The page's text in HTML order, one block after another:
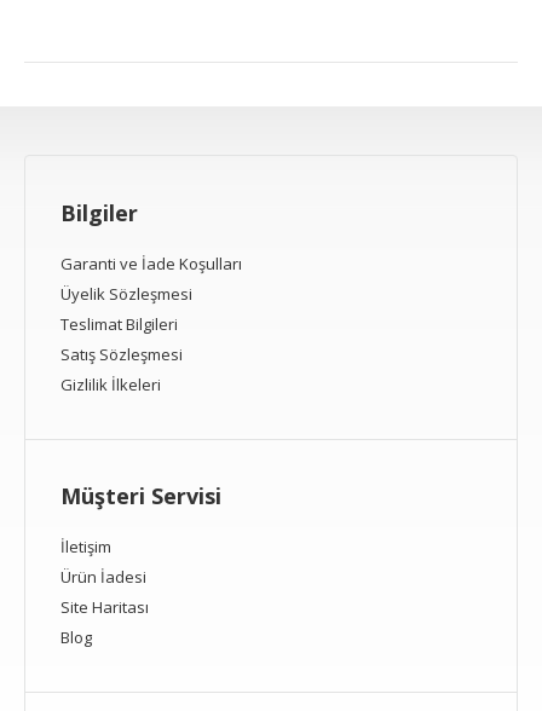
Bilgiler
Garanti ve İade Koşulları
Üyelik Sözleşmesi
Teslimat Bilgileri
Satış Sözleşmesi
Gizlilik İlkeleri
Müşteri Servisi
İletişim
Ürün İadesi
Site Haritası
Blog